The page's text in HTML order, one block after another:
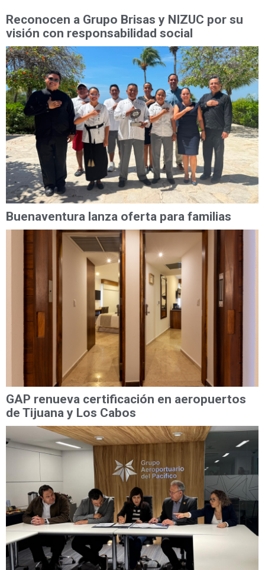
Reconocen a Grupo Brisas y NIZUC por su
visión con responsabilidad social
Buenaventura lanza oferta para familias
GAP renueva certificación en aeropuertos
de Tijuana y Los Cabos